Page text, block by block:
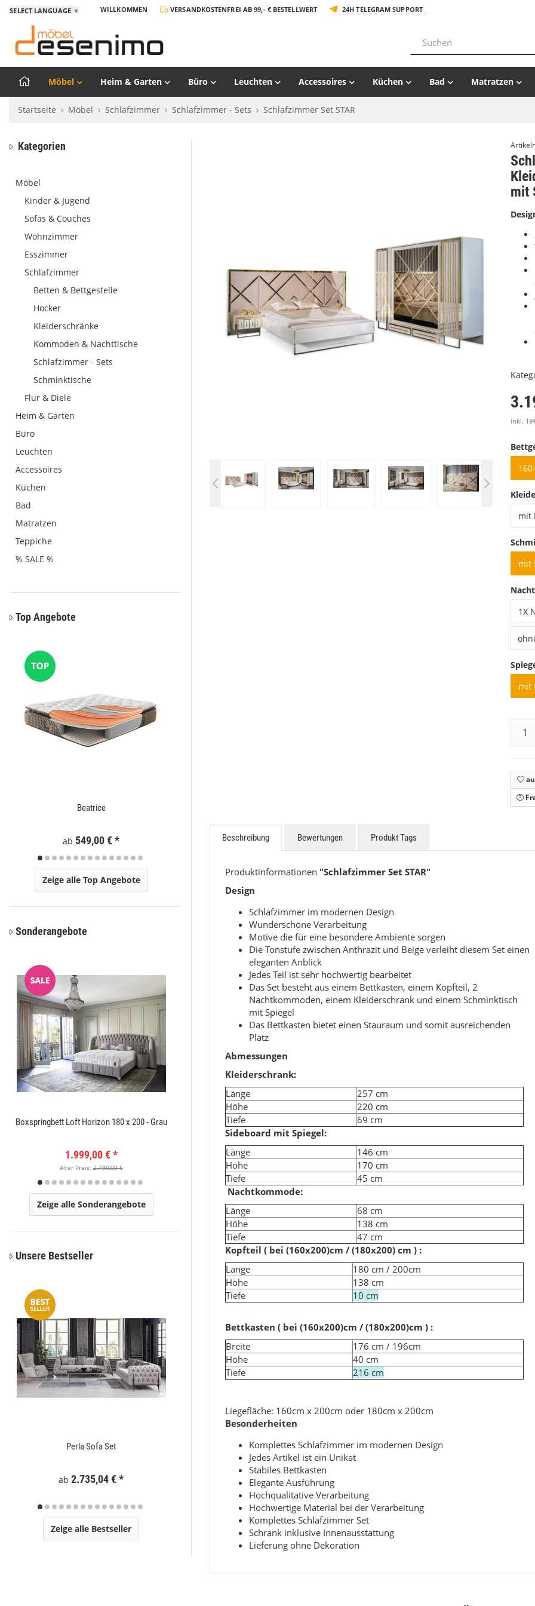
SELECT LANGUAGE ▼ WILLKOMMEN VERSANDKOSTENFREI AB 99,- € BESTELLWERT 24H TELEGRAM SUPPORT
Möbel Heim & Garten Büro Leuchten Accessoires Küchen Bad Matratzen
Startseite Möbel Schlafzimmer Schlafzimmer - Sets Schlafzimmer Set STAR
mit
inkl.
160
mit
mit
1X
mit
Beschreibung Bewertungen Produkt Tags
Produktinformationen "Schlafzimmer Set STAR"
Design
Schlafzimmer im modernen Design
Wunderschöne Verarbeitung
Motive die für eine besondere Ambiente sorgen
Die Tonstufe zwischen Anthrazit und Beige verleiht diesem Set einen
eleganten Anblick
Jedes Teil ist sehr hochwertig bearbeitet
Das Set besteht aus einem Bettkasten, einem Kopfteil, 2
Nachtkommoden, einem Kleiderschrank und einem Schminktisch
mit Spiegel
Das Bettkasten bietet einen Stauraum und somit ausreichenden
Platz
Abmessungen
Kleiderschrank:
Länge
257 cm
Höhe
220 cm
Tiefe
69 cm
Sideboard mit Spiegel:
Länge
146 cm
Höhe
170 cm
Tiefe
45 cm
Nachtkommode:
Länge
68 cm
Höhe
138 cm
Tiefe
47 cm
Kopfteil ( bei (160x200)cm / (180x200) cm ) :
Länge
180 cm / 200cm
Höhe
138 cm
Tiefe
10 cm
Bettkasten ( bei (160x200)cm / (180x200)cm ) :
Breite
176 cm / 196cm
Höhe
40 cm
Tiefe
216 cm
Liegefläche: 160cm x 200cm oder 180cm x 200cm
Besonderheiten
Komplettes Schlafzimmer im modernen Design
Jedes Artikel ist ein Unikat
Stabiles Bettkasten
Elegante Ausführung
Hochqualitative Verarbeitung
Hochwertige Material bei der Verarbeitung
Komplettes Schlafzimmer Set
Schrank inklusive Innenausstattung
Lieferung ohne Dekoration
Kategorien
Möbel
Kinder & Jugend
Sofas & Couches
Wohnzimmer
Esszimmer
Schlafzimmer
Betten & Bettgestelle
Hocker
Kleiderschränke
Kommoden & Nachttische
Schlafzimmer - Sets
Schminktische
Flur & Diele
Heim & Garten
Büro
Leuchten
Accessoires
Küchen
Bad
Matratzen
Teppiche
% SALE %
Top Angebote
Beatrice
ab 549,00 €* Preis auf Anfrage
Zeige alle Top Angebote
Sonderangebote
Boxspringbett Loft Horizon 180 x 200 - Grau
1.999,00 € *
Alter Preis:2.790,00 €
Amatis 6650 Grau Designer Teppich 160 x 230
149,00 €
Alter Preis:
Bahama 8815 Grau Designer Teppich 160 x 230
Zeige alle Sonderangebote
Unsere Bestseller
Perla Sofa Set
ab 2.735,04 €*
Zaunelement WPC 180x186 cm Schwarz
295,99 € *
WallArt 3D-Wandpaneele Tetris 12 Stk. GA-
Zeige alle Bestseller